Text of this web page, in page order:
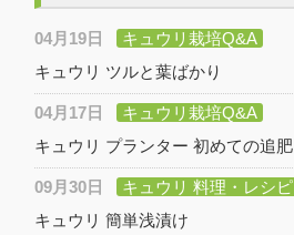
04月19日
キュウリ栽培Q&A
キュウリ ツルと葉ばかり
04月17日
キュウリ栽培Q&A
キュウリ プランター 初めての追肥
09月30日
キュウリ 料理・レシピ
キュウリ 簡単浅漬け